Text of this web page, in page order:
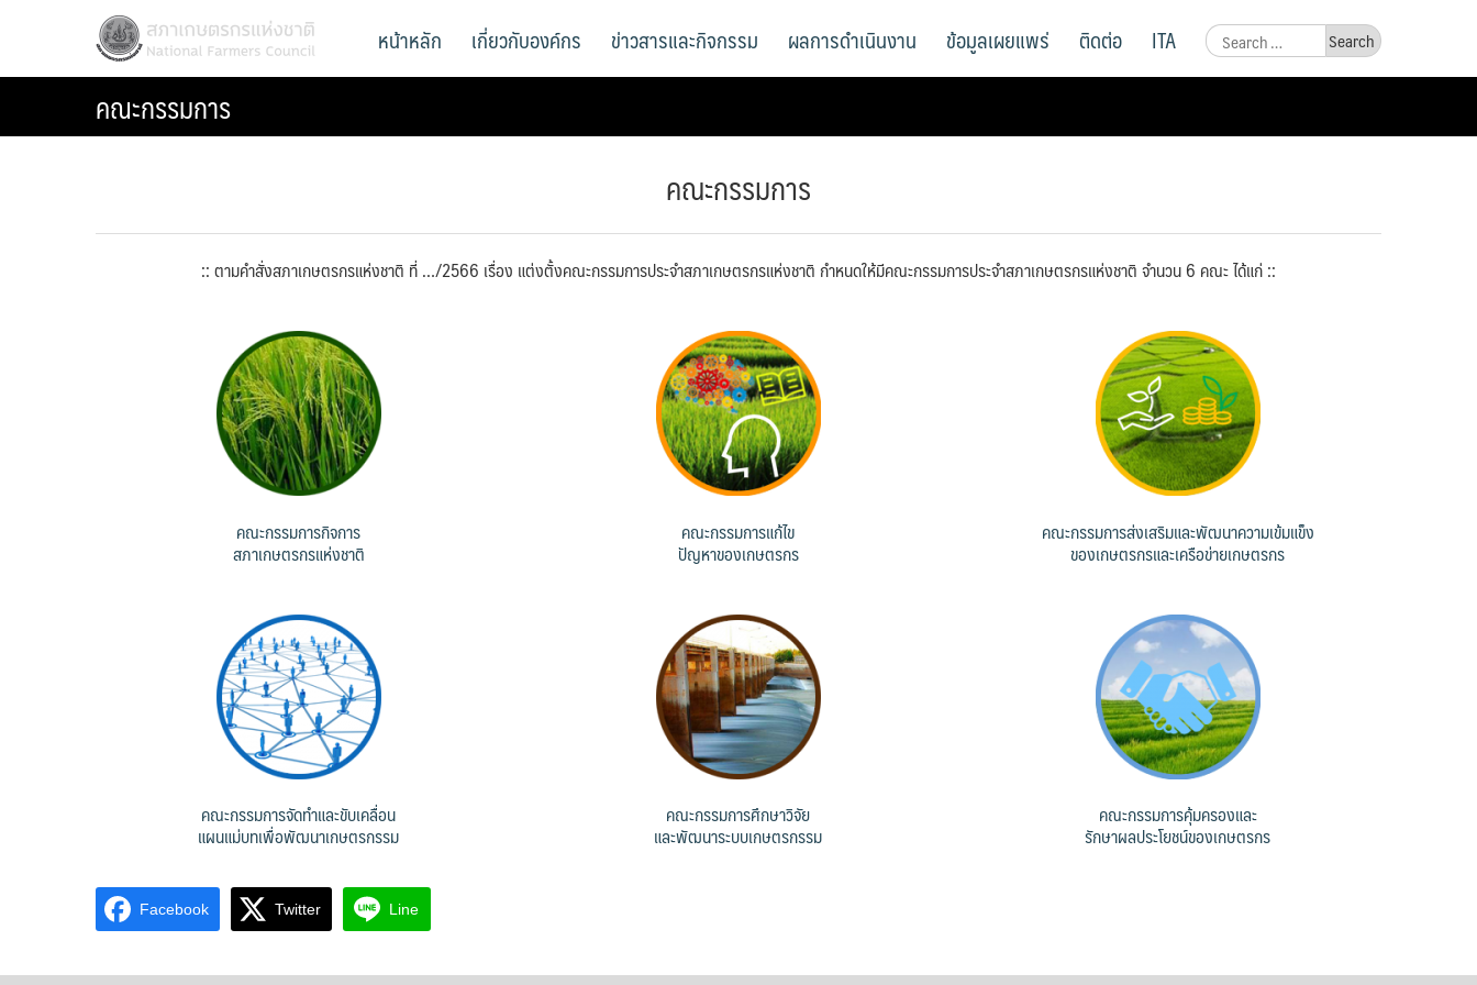
สภาเกษตรกรแห่งชาติ
National Farmers Council
Search
for:
หน้าหลัก เกี่ยวกับองค์กร ข่าวสารและกิจกรรม ผลการดำเนินงาน ข้อมูลเผยแพร่ ติดต่อ ITA
คณะกรรมการ
คณะกรรมการ
:: ตามคำสั่งสภาเกษตรกรแห่งชาติ ที่ …/2566 เรื่อง แต่งตั้งคณะกรรมการประจำสภาเกษตรกรแห่งชาติ กำหนดให้มีคณะกรรมการประจำสภาเกษตรกรแห่งชาติ จำนวน 6 คณะ ได้แก่ ::
คณะกรรมการกิจการ
สภาเกษตรกรแห่งชาติ
คณะกรรมการแก้ไข
ปัญหาของเกษตรกร
คณะกรรมการส่งเสริมและพัฒนาความเข้มแข็ง
ของเกษตรกรและเครือข่ายเกษตรกร
คณะกรรมการจัดทำและขับเคลื่อน
แผนแม่บทเพื่อพัฒนาเกษตรกรรม
คณะกรรมการศึกษาวิจัย
และพัฒนาระบบเกษตรกรรม
คณะกรรมการคุ้มครองและ
รักษาผลประโยชน์ของเกษตรกร
Facebook Twitter Line